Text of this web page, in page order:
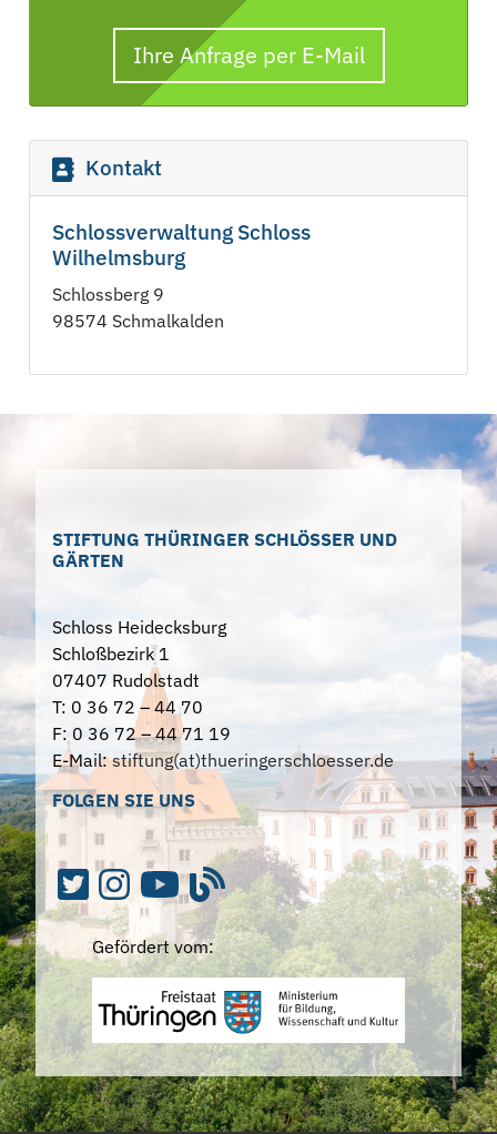
Ihre Anfrage per E-Mail
Kontakt
Schlossverwaltung Schloss
Wilhelmsburg
Schlossberg 9
98574 Schmalkalden
STIFTUNG THÜRINGER SCHLÖSSER UND
GÄRTEN
Schloss Heidecksburg
Schloßbezirk 1
07407 Rudolstadt
T: 0 36 72 – 44 70
F: 0 36 72 – 44 71 19
E-Mail:stiftung(at)thueringerschloesser.de
FOLGEN SIE UNS
Gefördert vom: